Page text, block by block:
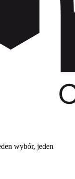
wybór, jeden